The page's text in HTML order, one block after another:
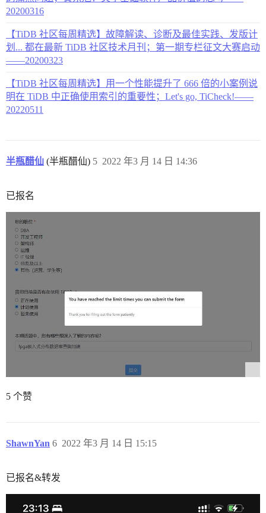
20200316
【TiDB 社区每周精选】故障解读、诊断及最佳实践、发版计
划... 都在最新 TiDB 社区技术月刊；第一期专栏征文大赛启动
——20200323
【TiDB 社区每周精选】用一个性能提升了 666 倍的小案例说
明在 TiDB 中正确使用索引的重要性；Let's go, TiCheck!——
20220511
半瓶醋仙 (半瓶醋仙) 2022 年3 月 14 日 14:36
5
已报名
5 个赞
ShawnYan 2022 年3 月 14 日 15:15
6
已报名&转发